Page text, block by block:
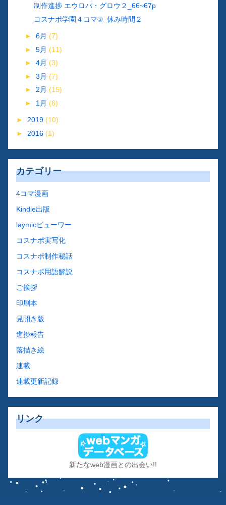
制作進捗 エウロパ・グロウ２_66~67p
コスナポ学園４コマ③_休み時間２
► 6月 (7)
► 5月 (11)
► 4月 (3)
► 3月 (7)
► 2月 (15)
► 1月 (6)
► 2019 (10)
► 2016 (1)
カテゴリー
4コマ漫画
Kindle出版
laymicビューワー
コスナポ実写化
コスナポ制作秘話
コスナポ用語解説
ご挨拶
印刷本
見開き版
進捗報告
落描き絵
連載
連載更新記録
リンク
新たなweb漫画との出会い!!